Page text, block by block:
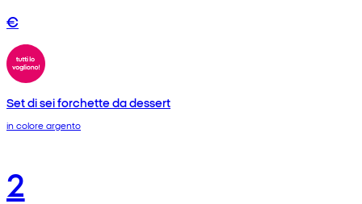
€
Set di sei forchette da dessert
in colore argento
2